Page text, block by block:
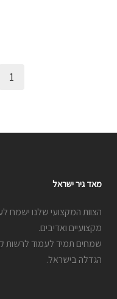
1
מאד גיר ישראל
הצוות המקצועי שלנו ישמח
מקצועיים ואדיבים.
שמחים תמיד לעמוד לרשות
הגדלה בישראל.